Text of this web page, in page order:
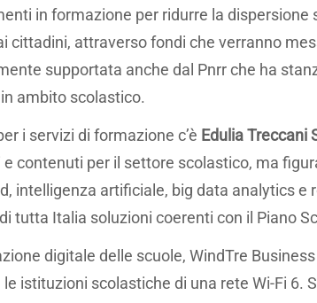
in formazione per ridurre la dispersione
cittadini, attraverso fondi che verranno
supportata anche dal Pnrr che ha
ambito scolastico.
i servizi di formazione c’è Edulia Treccani
contenuti per il settore scolastico, ma
intelligenza artificiale, big data analytics e
tutta Italia soluzioni coerenti con il Piano
digitale delle scuole, WindTre
istituzioni scolastiche di una rete Wi-Fi 6.